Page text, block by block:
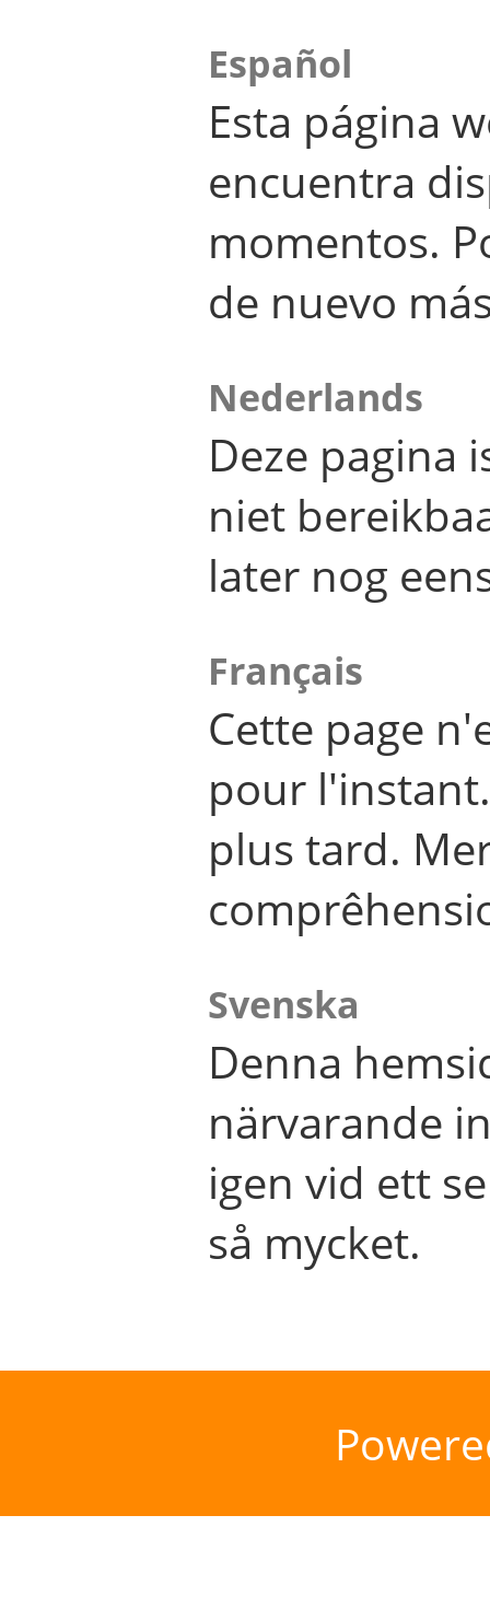
Español
Esta página
encuentra
momentos.
de nuevo
Nederlands
Deze pagina
niet
later nog
Français
Cette page
pour
plus tard.
Svenska
Denna
närvarande
igen vid ett
så mycket.